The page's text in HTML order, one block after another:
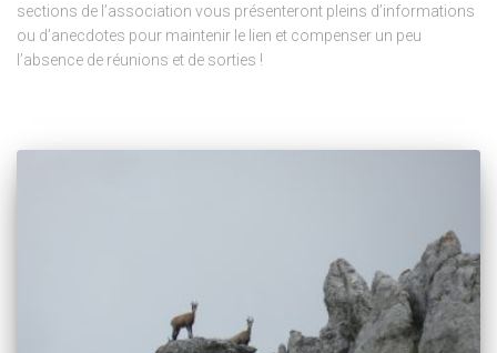
sections de l’association vous présenteront pleins d’informations
ou d’anecdotes pour maintenir le lien et compenser un peu
l’absence de réunions et de sorties !